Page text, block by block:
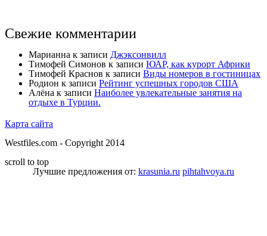
Свежие комментарии
Марианна к записи Джэксонвилл
Тимофей Симонов к записи ЮАР, как курорт Африки
Тимофей Краснов к записи Виды номеров в гостиницах
Родион к записи Рейтинг успешных городов США
Алёна к записи Наиболее увлекательные занятия на
отдыхе в Турции.
Карта сайта
Westfiles.com - Copyright 2014
scroll to top
Лучшие предложения от: krasunia.ru pihtahvoya.ru